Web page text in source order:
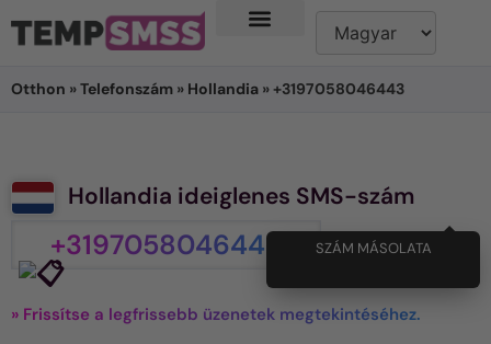
Otthon »Telefonszám » Hollandia » +3197058046443
Hollandia ideiglenes SMS-szám
+3197058046443 SZÁM MÁSOLATA
» Frissítse a legfrissebb üzenetek megtekintéséhez.